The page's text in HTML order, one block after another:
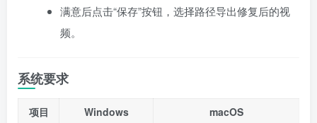
满意后点击“保存”按钮，选择路径导出修复后的视
频。
系统要求
项目 Windows
macOS